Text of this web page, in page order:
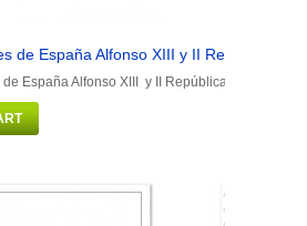
de España Alfonso XIII y II República
España Alfonso XIII y II República